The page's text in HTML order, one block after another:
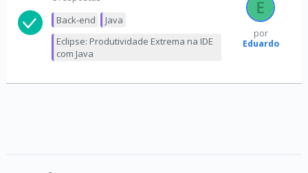
Back-end
Java
Eclipse: Produtividade Extrema na IDE
com Java
por
Eduardo